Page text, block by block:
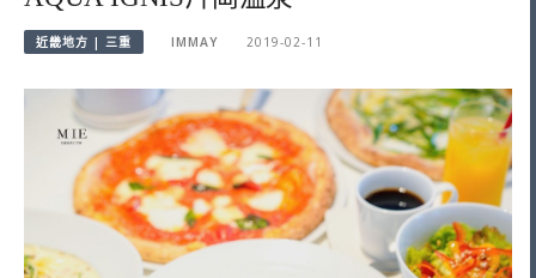
近畿地方 | 三重 IMMAY 2019-02-11